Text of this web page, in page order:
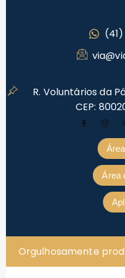
R. Voluntários da
CEP:
Área
Orgulhosamente